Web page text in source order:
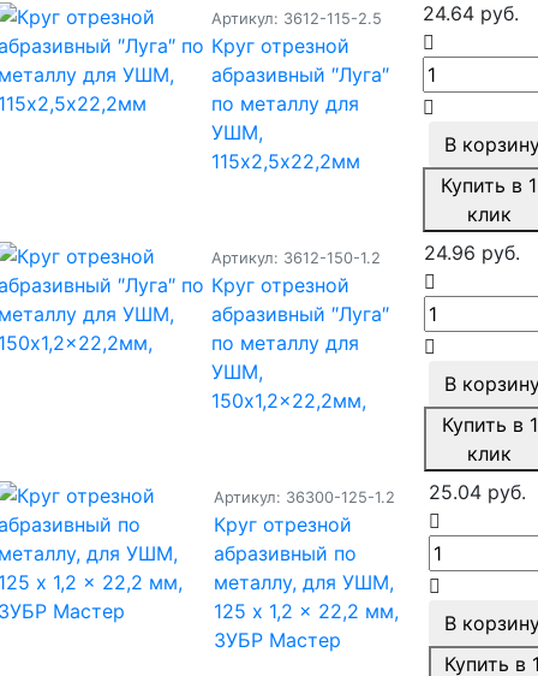
Артикул: 3612-115-2.5
Круг отрезной
абразивный ″Луга″
по металлу для
УШМ,
115х2,5х22,2мм
24.64 руб.
В
Купить в 1
клик
Артикул: 3612-150-1.2
Круг отрезной
абразивный ″Луга″
по металлу для
УШМ,
150x1,2x22,2мм,
24.96 руб.
В
Купить в 1
клик
Артикул: 36300-125-1.2
Круг отрезной
абразивный по
металлу, для УШМ,
125 x 1,2 x 22,2 мм,
ЗУБР Мастер
25.04 руб.
В
Купить в